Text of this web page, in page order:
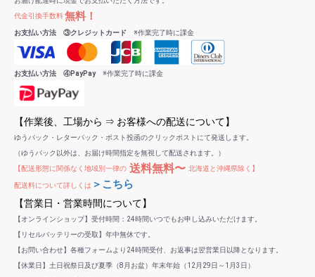
代金引換手数料無料！
お支払い方法 ③クレジットカード ※作業完了時に課金
お支払い方法 ④PayPay※作業完了時に課金
【作業後、工場から ⇒ お客様への配送について】
ゆうパック・レターパック・ポスト投函のクリックポストにて発送します。
（ゆうパック以外は、お届け時間指定を無視して配送されます。）
【配送形態に関係なく地域別一律の 送料無料〜 北海道と沖縄県除く】
配送料について詳しくは ＞こちら
【営業日・営業時間について】
【オンラインショップ】受付時間：24時間いつでもお申し込みいただけます。
【リセルバッテリーの受取】年中無休です。
【お問い合わせ】各種フォームより24時間受付、お返事は翌営業日以降となります。
【休業日】土日祝祭日及び夏季（8月お盆）年末年始（12月29日～1月3日）